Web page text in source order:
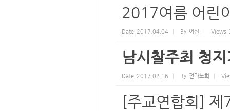
2017여름 어린
Date 2017.04.04 By 어선 Views
남시찰주최 청
Date 2017.02.16 By 전라노회
[주교연합회] 제